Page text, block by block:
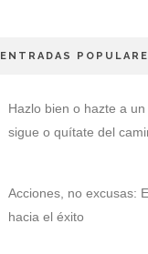
ENTRADAS
Hazlo bien o hazte a un
sigue o quítate del
Acciones, no excusas:
hacia el éxito